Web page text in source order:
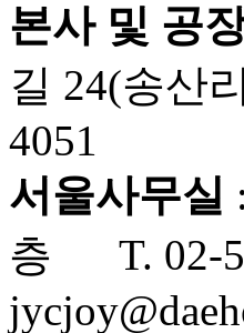
본사 및 공
길 24(송
4051
서울사무실
층 T. 02-